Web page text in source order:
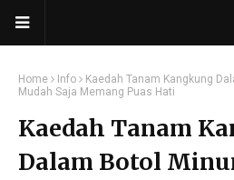
Home Info
Kaedah Tanam Kangkung
Mudah Saja Memang Puas Hati
Kaedah Tanam
Dalam Botol